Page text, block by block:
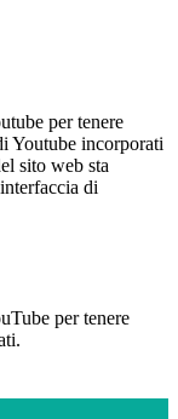
per tenere
Youtube incorporati
sito web sta
di
per tenere